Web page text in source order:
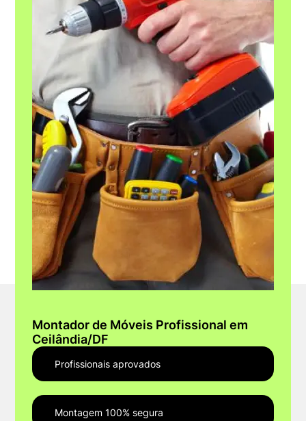
Montador de Móveis Profissional em
Ceilândia/DF
Profissionais aprovados
Montagem 100% segura